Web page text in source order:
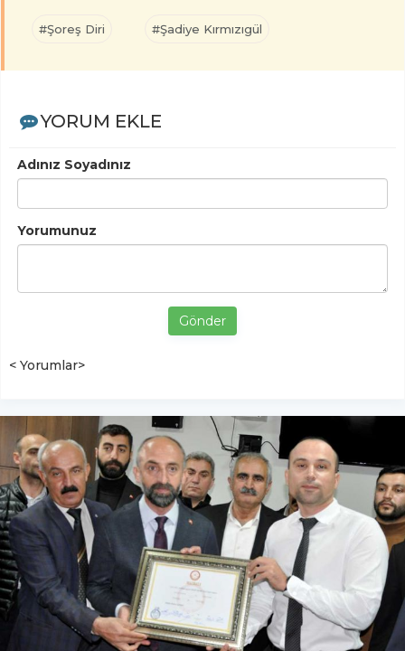
#Şoreş Diri #Şadiye Kırmızıgül
YORUM EKLE
Adınız Soyadınız
Yorumunuz
Gönder
< Yorumlar>